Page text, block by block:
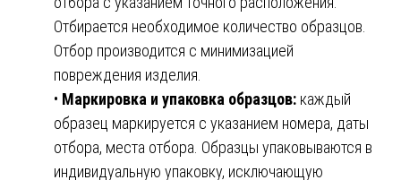
Отбирается необходимое количество образцов.
Отбор производится с минимизацией
повреждения изделия.
• Маркировка и упаковка образцов: каждый
образец маркируется с указанием номера, даты
отбора, места отбора. Образцы упаковываются в
индивидуальную упаковку, исключающую